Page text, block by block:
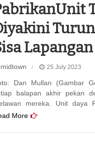
Lapangan
midtown 25 July 2023
Dan Mullan (Gambar
balapan akhir pekan
mereka. Unit daya
More